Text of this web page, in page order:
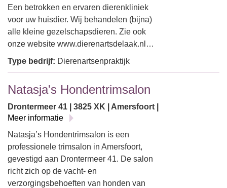
Een betrokken en ervaren dierenkliniek
voor uw huisdier. Wij behandelen (bijna)
alle kleine gezelschapsdieren. Zie ook
onze website www.dierenartsdelaak.nl…
Type bedrijf: Dierenartsenpraktijk
Natasja's Hondentrimsalon
Drontermeer 41 | 3825 XK | Amersfoort |
Meer informatie
Natasja’s Hondentrimsalon is een
professionele trimsalon in Amersfoort,
gevestigd aan Drontermeer 41. De salon
richt zich op de vacht- en
verzorgingsbehoeften van honden van